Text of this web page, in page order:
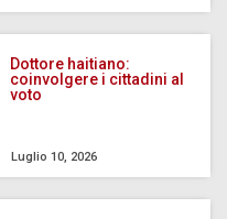
Dottore haitiano:
coinvolgere i cittadini al
voto
Luglio 10, 2026